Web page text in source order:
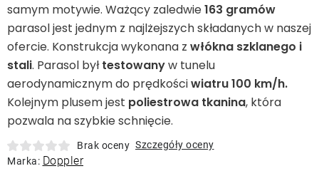
Parasole
Produkty gastronomiczne
Kolekcja
Markowane marki
samym motywie. Ważący zaledwie163 gramów
parasol jest jednym z najlżejszych składanych w naszej
ofercie. Konstrukcja wykonana z włókna szklanego i
stali. Parasol byłtestowanyw tunelu
aerodynamicznym do prędkościwiatru 100 km/h.
Kolejnym plusem jest poliestrowa tkanina, która
pozwala na szybkie schnięcie.
Brak oceny Szczegóły oceny
Marka: Doppler